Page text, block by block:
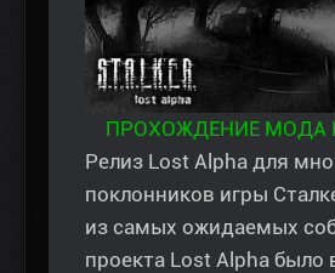
ПРОХОЖДЕНИЕ МОДА
Релиз Lost Alpha для
поклонников игры
из самых ожидаемых
проекта Lost Alpha было